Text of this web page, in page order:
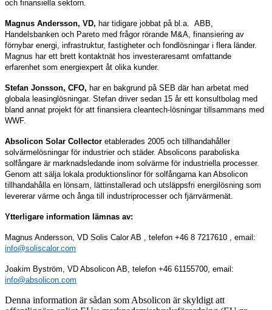
och finansiella sektorn.
Magnus Andersson, VD, har tidigare jobbat på bl.a. ABB,
Handelsbanken och Pareto med frågor rörande M&A, finansiering av
förnybar energi, infrastruktur, fastigheter och fondlösningar i flera länder.
Magnus har ett brett kontaktnät hos investeraresamt omfattande
erfarenhet som energiexpert åt olika kunder.
Stefan Jonsson, CFO, har en bakgrund på SEB där han arbetat med
globala leasinglösningar. Stefan driver sedan 15 år ett konsultbolag med
bland annat projekt för att finansiera cleantech-lösningar tillsammans med
WWF.
Absolicon Solar Collector etablerades 2005 och tillhandahåller
solvärmelösningar för industrier och städer. Absolicons paraboliska
solfångare är marknadsledande inom solvärme för industriella processer.
Genom att sälja lokala produktionslinor för solfångarna kan Absolicon
tillhandahålla en lönsam, lättinstallerad och utsläppsfri energilösning som
levererar värme och ånga till industriprocesser och fjärrvärmenät.
Ytterligare information lämnas av:
Magnus Andersson, VD Solis Calor AB , telefon +46 8 7217610 , email:
info@soliscalor.com
Joakim Byström, VD Absolicon AB, telefon +46 61155700, email:
info@absolicon.com
Denna information är sådan som Absolicon är skyldigt att